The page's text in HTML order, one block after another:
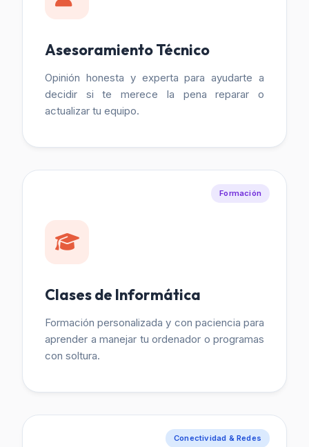
Asesoramiento Técnico
Opinión honesta y experta para ayudarte a
decidir si te merece la pena reparar o
actualizar tu equipo.
Formación
Clases de Informática
Formación personalizada y con paciencia para
aprender a manejar tu ordenador o programas
con soltura.
Conectividad & Redes